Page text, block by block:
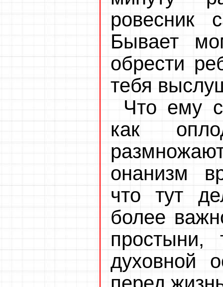
ровесник
Бывает
обрести
тебя
Что ему
как
онанизм
что тут
более
простыни,
духовной